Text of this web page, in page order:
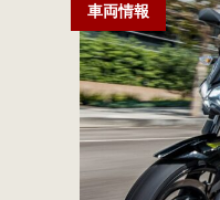
車両情報